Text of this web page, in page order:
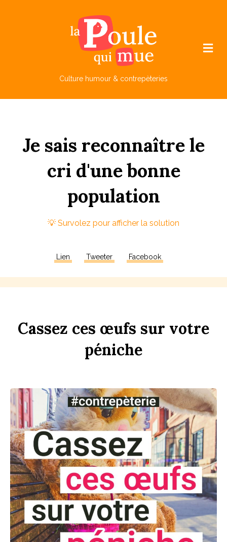
Culture humour & contrepèteries
M
e
Je sais reconnaîtrele
cri d'unebonne
population
Lien Tweeter Facebook
Cassez ces œufs sur votre
péniche